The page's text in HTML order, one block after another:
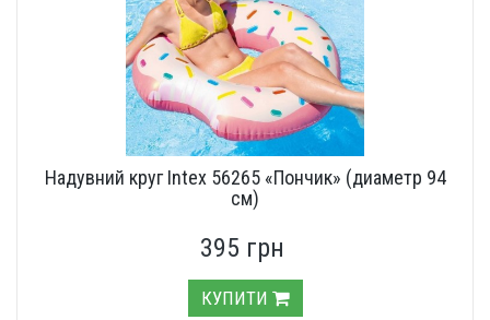
Надувний круг Intex 56265 «Пончик» (диаметр 94
см)
395 грн
КУПИТИ